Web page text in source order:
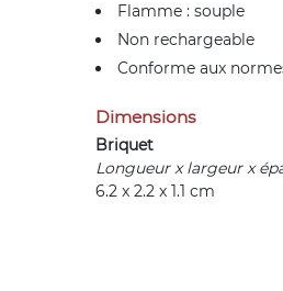
Flamme : souple
Non rechargeable
Conforme aux
Dimensions
Briquet
Longueur x largeur x
6.2 x 2.2 x 1.1 cm